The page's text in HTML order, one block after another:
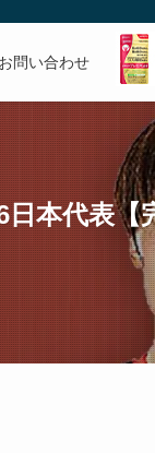
お問い合わせ
本代表【